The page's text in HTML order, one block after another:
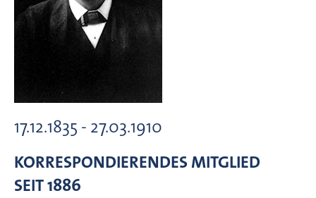
17.12.1835 - 27.03.1910
KORRESPONDIERENDES MITGLIED
SEIT 1886